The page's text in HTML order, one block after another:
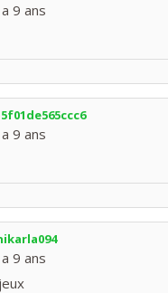
9 ans
9 ans
9 ans